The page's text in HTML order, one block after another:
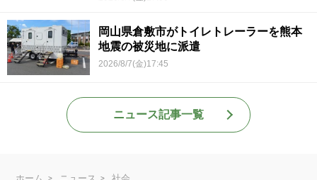
岡山県倉敷市がトイレトレーラーを熊本
地震の被災地に派遣
2026/8/7(金)17:45
ニュース記事一覧